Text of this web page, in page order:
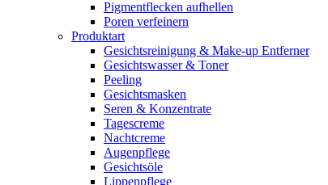
Pigmentflecken aufhellen
Poren verfeinern
Produktart
Gesichtsreinigung & Make-up Entferner
Gesichtswasser & Toner
Peeling
Gesichtsmasken
Seren & Konzentrate
Tagescreme
Nachtcreme
Augenpflege
Gesichtsöle
Lippenpflege